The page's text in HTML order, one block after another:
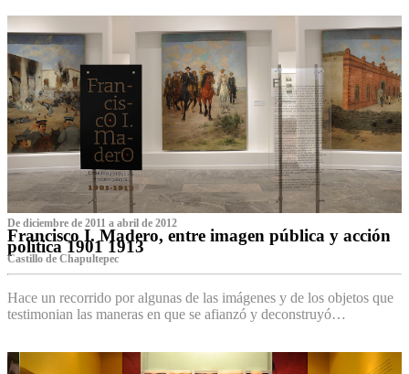
De diciembre de 2011 a abril de 2012
Francisco I. Madero, entre imagen pública y acción
política 1901 1913
Castillo de Chapultepec
Hace un recorrido por algunas de las imágenes y de los objetos que
testimonian las maneras en que se afianzó y deconstruyó…